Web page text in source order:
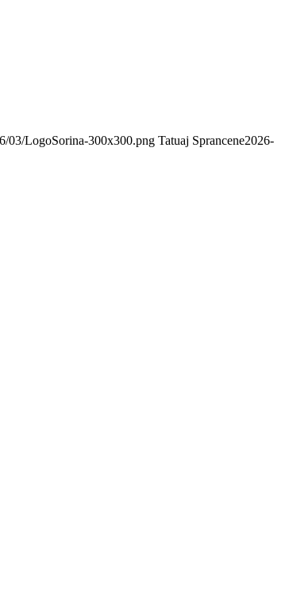
03/LogoSorina-300x300.png Tatuaj Sprancene2026-